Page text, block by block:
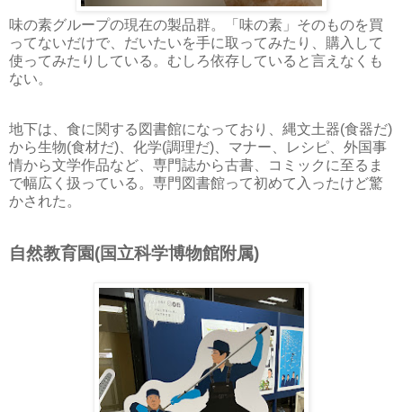
味の素グループの現在の製品群。「味の素」そのものを買
ってないだけで、だいたいを手に取ってみたり、購入して
使ってみたりしている。むしろ依存していると言えなくも
ない。
地下は、食に関する図書館になっており、縄文土器(食器だ)
から生物(食材だ)、化学(調理だ)、マナー、レシピ、外国事
情から文学作品など、専門誌から古書、コミックに至るま
で幅広く扱っている。専門図書館って初めて入ったけど驚
かされた。
自然教育園(国立科学博物館附属)